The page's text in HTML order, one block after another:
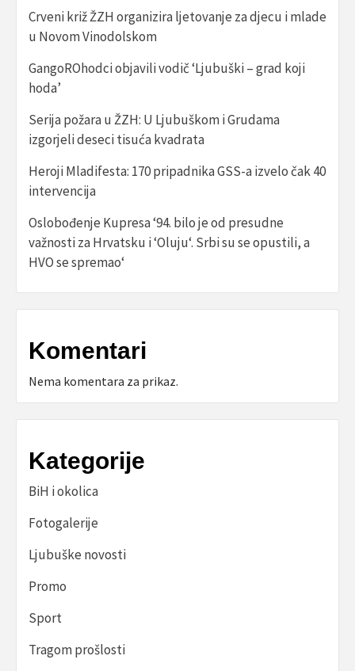
Crveni križ ŽZH organizira ljetovanje za djecu i mlade
u Novom Vinodolskom
GangoROhodci objavili vodič ‘Ljubuški – grad koji
hoda’
Serija požara u ŽZH: U Ljubuškom i Grudama
izgorjeli deseci tisuća kvadrata
Heroji Mladifesta: 170 pripadnika GSS-a izvelo čak 40
intervencija
Oslobođenje Kupresa ‘94. bilo je od presudne
važnosti za Hrvatsku i ‘Oluju‘. Srbi su se opustili, a
HVO se spremao‘
Komentari
Nema komentara za prikaz.
Kategorije
BiH i okolica
Fotogalerije
Ljubuške novosti
Promo
Sport
Tragom prošlosti